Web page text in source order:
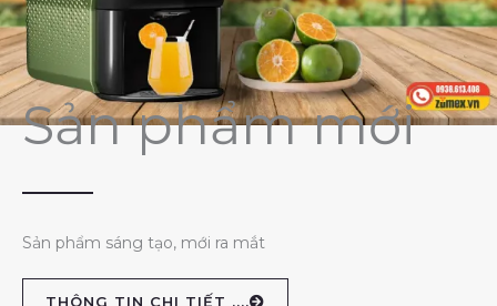
Sản phẩm mới
Sản phẩm sáng tạo, mới ra mắt
THÔNG TIN CHI TIẾT ....